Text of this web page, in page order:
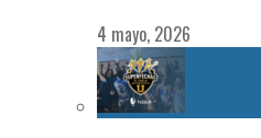
4 mayo, 2026